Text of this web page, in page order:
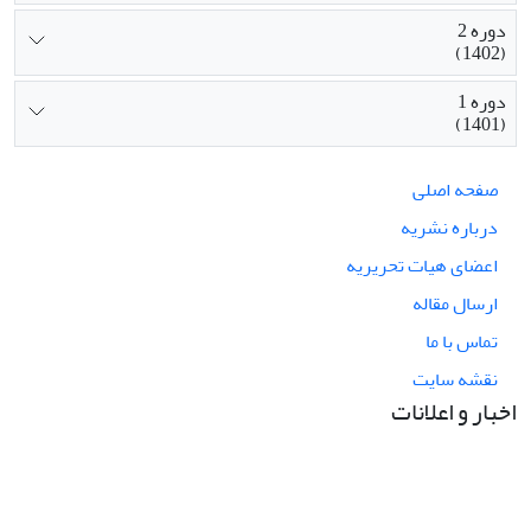
دوره 2
(1402)
دوره 1
(1401)
صفحه اصلی
درباره نشریه
اعضای هیات تحریریه
ارسال مقاله
تماس با ما
نقشه سایت
اخبار و اعلانات